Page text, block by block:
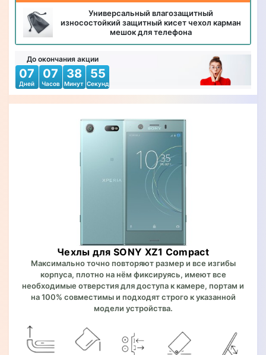
Универсальный влагозащитный
износостойкий защитный кисет чехол карман
мешок для телефона
До окончания акции
07
Дней
07
Часов
38
Минут
54
Секунд
Чехлы для SONY XZ1 Compact
Максимально точно повторяют размер и все изгибы
корпуса, плотно на нём фиксируясь, имеют все
необходимые отверстия для доступа к камере, портам и
на 100% совместимы и подходят строго к указанной
модели устройства.